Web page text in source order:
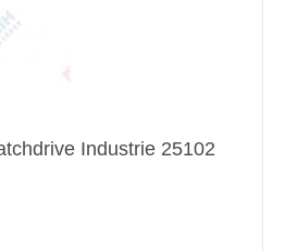
Industrie 25102